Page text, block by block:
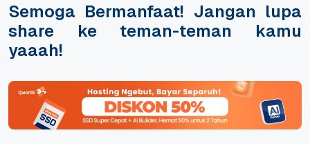
Semoga Bermanfaat! Jangan lupa
share ke teman-teman kamu
yaaah!